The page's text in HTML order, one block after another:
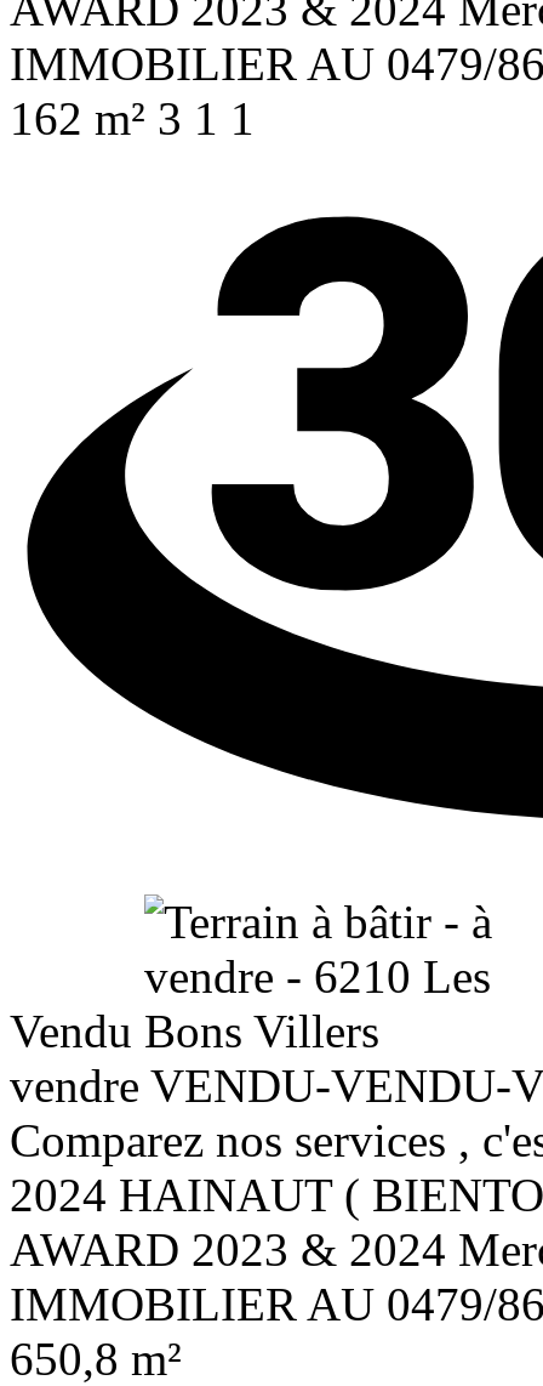
IMMOBILIER AU 0479/
162 m² 3 1 1
Vendu
vendre VENDU-VENDU-
Comparez nos services ,
2024 HAINAUT (
AWARD 2023 & 2024
IMMOBILIER AU 0479/
650,8 m²